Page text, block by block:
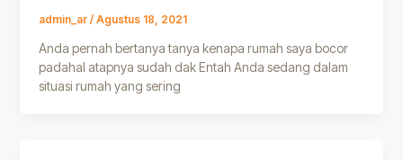
admin_ar / Agustus 18, 2021
Anda pernah bertanya tanya kenapa rumah saya bocor
padahal atapnya sudah dak Entah Anda sedang dalam
situasi rumah yang sering